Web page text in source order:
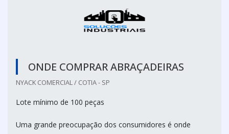
ONDE COMPRAR ABRAÇADEIRAS
NYACK COMERCIAL / COTIA - SP
Lote mínimo de 100 peças
Uma grande preocupação dos consumidores é onde